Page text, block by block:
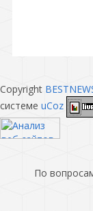
Copyright
системе uCoz
По